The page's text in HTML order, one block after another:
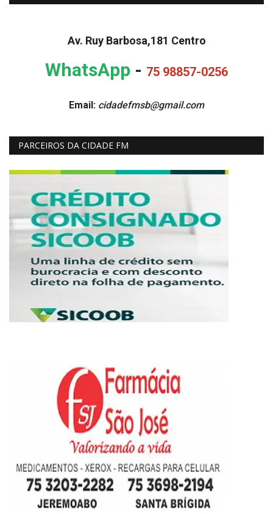
Av. Ruy Barbosa,181 Centro
WhatsApp - 75 98857-0256
Email: cidadefmsb@gmail.com
PARCEIROS DA CIDADE FM